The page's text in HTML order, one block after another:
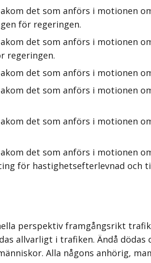
det som anförs i motionen
för regeringen.
det som anförs i
regeringen.
det som anförs i motionen
det som anförs i
det som anförs i motionen
det som anförs i motionen
för hastighetsefterlevnad och
perspektiv framgångsrikt
allvarligt i trafiken. Ändå
Alla någons anhörig,